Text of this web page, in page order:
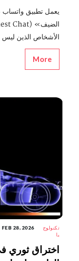
يعمل تطبيق
الأشخاص الذين
More
تكنولوج
يا
FEB 28, 2026
اختراق ثوري